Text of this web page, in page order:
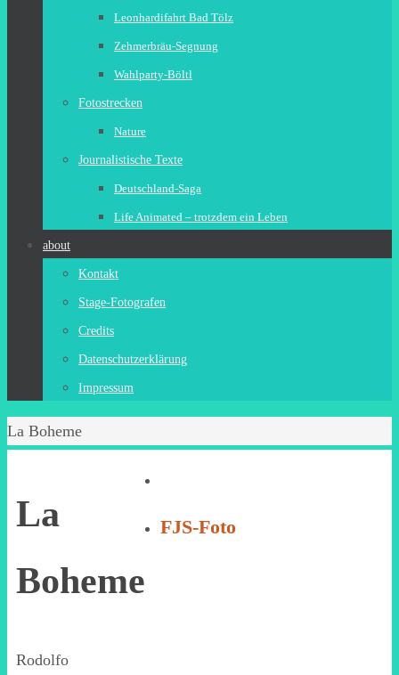
Leonhardifahrt Bad Tölz
Zehmerbräu-Segnung
Wahlparty-Böltl
Fotostrecken
Nature
Journalistische Texte
Deutschland-Saga
Life Animated – trotzdem ein Leben
about
Kontakt
Stage-Fotografen
Credits
Datenschutzerklärung
Impressum
Start
La Boheme
La
Boheme
Rodolfo
FJS-Foto